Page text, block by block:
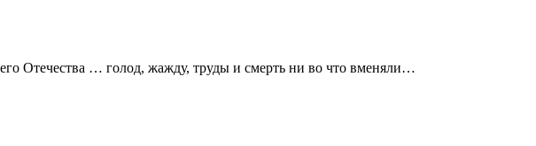
Отечества … голод, жажду, труды и смерть ни во что вменяли…